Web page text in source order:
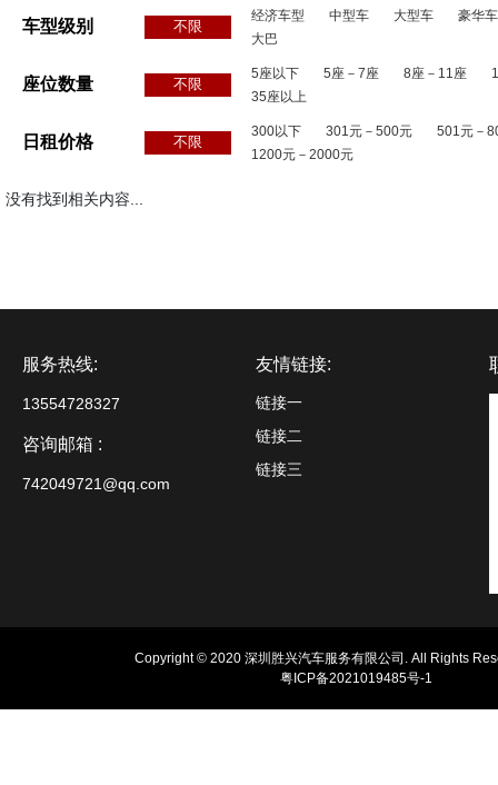
车型级别 不限
经济车型 中型车 大型车
豪华
大巴
座位数量 不限
5座以下 5座－7座 8座－11座
35座以上
日租价格 不限
300以下 301元－500元
501元－
1200元－2000元
没有找到相关内容...
服务热线:
13554728327
咨询邮箱 :
742049721@qq.com
友情链接:
链接一
链接二
链接三
Copyright © 2020 深圳胜兴汽车服务有限公司. All Rights
粤ICP备2021019485号-1